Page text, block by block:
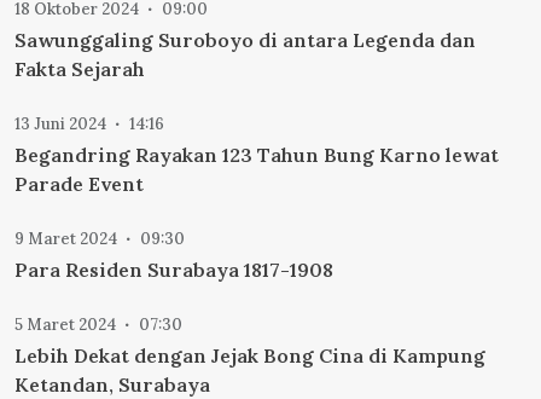
18 Oktober 2024 09:00
Sawunggaling Suroboyo di antara Legenda dan
Fakta Sejarah
13 Juni 2024 14:16
Begandring Rayakan 123 Tahun Bung Karno lewat
Parade Event
9 Maret 2024 09:30
Para Residen Surabaya 1817-1908
5 Maret 2024 07:30
Lebih Dekat dengan Jejak Bong Cina di Kampung
Ketandan, Surabaya